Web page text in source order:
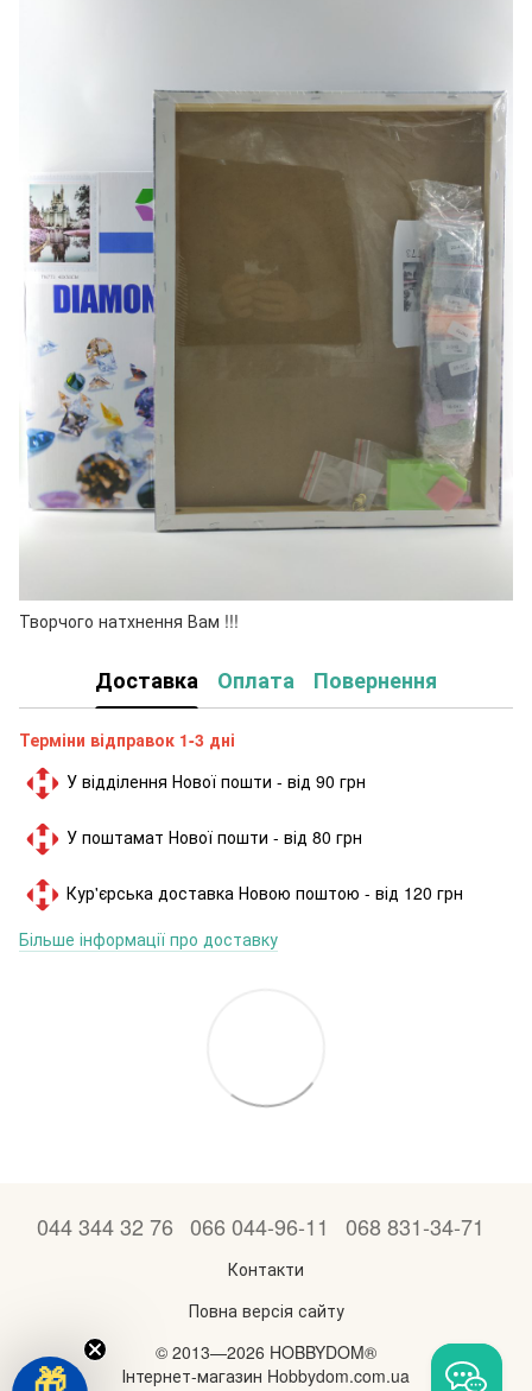
Творчого натхнення Вам !!!
Доставка Оплата Повернення
Терміни відправок 1-3 дні
У відділення Нової пошти - від 90 грн
У поштамат Нової пошти - від 80 грн
Кур'єрська доставка Новою поштою - від 120 грн
Більше інформації про доставку
044 344 32 76 066 044-96-11 068 831-34-71
Контакти
Повна версія сайту
© 2013—2026 HOBBYDOM®
Інтернет-магазин Hobbydom.com.ua
🎁